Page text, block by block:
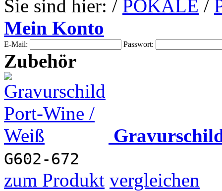
Sie sind hier: / POKALE /
Mein Konto
E-Mail: Passwort:
Zubehör
G602-672
zum Produkt vergleichen